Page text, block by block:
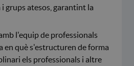
grups atesos, garantint la
l'equip de professionals
en què s'estructuren de forma
els professionals i altre